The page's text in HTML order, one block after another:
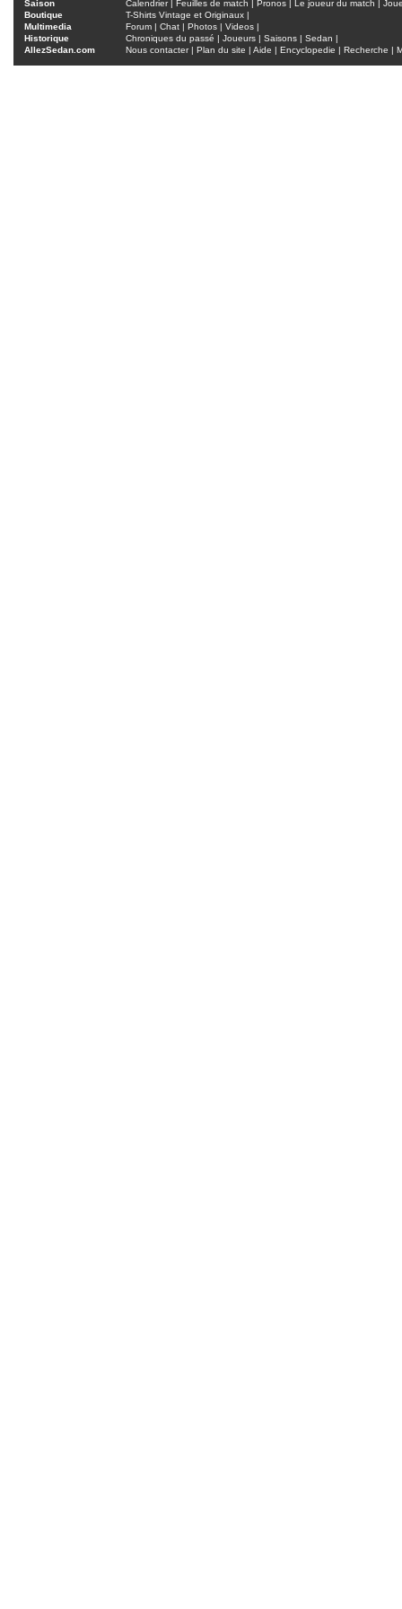
Saison Calendrier| Feuilles de match Pronos Le joueur du match
Boutique
T-Shirts Vintage et Originaux |
Multimedia
Forum | Chat | Photos | Videos |
Historique
Chroniques du passé | Joueurs | Saisons | Sedan |
AllezSedan.com
Nous contacter| Plan du site | Aide | Encyclopedie | Recherche |